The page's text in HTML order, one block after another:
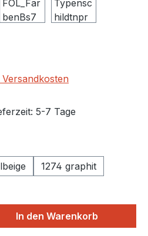
5-7 Tage
1274 graphit
Gib den
In den Warenkorb